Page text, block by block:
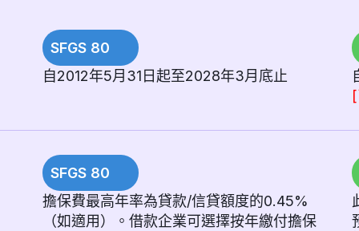
SFGS 80
自2012年5月31日起至2028年3月底止
SFGS 80
擔保費最高年率為貸款/信貸額度的0.45%
（如適用）。借款企業可選擇按年繳付擔保